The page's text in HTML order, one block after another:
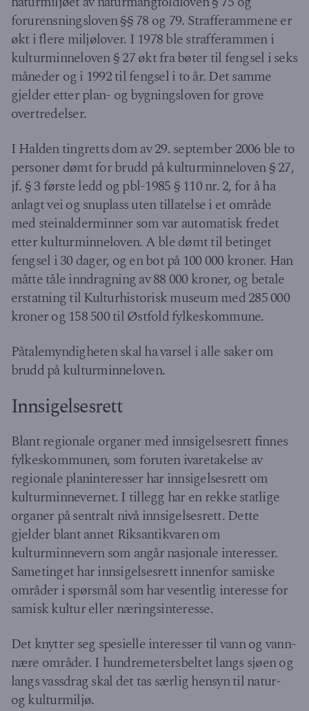
forurensningsloven §§ 78 og 79. Strafferammene er
økt i flere miljølover. I 1978 ble strafferammen i
kulturminneloven § 27 økt fra bøter til fengsel i seks
måneder og i 1992 til fengsel i to år. Det samme
gjelder etter plan- og bygningsloven for grove
overtredelser.
I Halden tingretts dom av 29. september 2006 ble to
personer dømt for brudd på kulturminneloven § 27,
jf. § 3 første ledd og pbl-1985 § 110 nr. 2, for å ha
anlagt vei og snuplass uten tillatelse i et område
med steinalderminner som var automatisk fredet
etter kulturminneloven. A ble dømt til betinget
fengsel i 30 dager, og en bot på 100 000 kroner. Han
måtte tåle inndragning av 88 000 kroner, og betale
erstatning til Kulturhistorisk museum med 285 000
kroner og 158 500 til Østfold fylkeskommune.
Påtalemyndigheten skal ha varsel i alle saker om
brudd på kulturminneloven.
Innsigelsesrett
Blant regionale organer med innsigelsesrett finnes
fylkeskommunen, som foruten ivaretakelse av
regionale planinteresser har innsigelsesrett om
kulturminnevernet. I tillegg har en rekke statlige
organer på sentralt nivå innsigelsesrett. Dette
gjelder blant annet Riksantikvaren om
kulturminnevern som angår nasjonale interesser.
Sametinget har innsigelsesrett innenfor samiske
områder i spørsmål som har vesentlig interesse for
samisk kultur eller næringsinteresse.
Det knytter seg spesielle interesser til vann og vann-
nære områder. I hundremetersbeltet langs sjøen og
langs vassdrag skal det tas særlig hensyn til natur-
og kulturmiljø.